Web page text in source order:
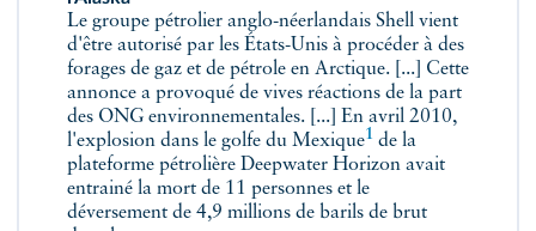
Le groupe pétrolier anglo-néerlandais Shell vient
d'être autorisé par les États-Unis à procéder à des
forages de gaz et de pétrole en Arctique. [...] Cette
annonce a provoqué de vives réactions de la part
des ONG environnementales. [...] En avril 2010,
l'explosion dans le golfe du Mexique1 de la
plateforme pétrolière Deepwater Horizon avait
entrainé la mort de 11 personnes et le
déversement de 4,9 millions de barils de brut